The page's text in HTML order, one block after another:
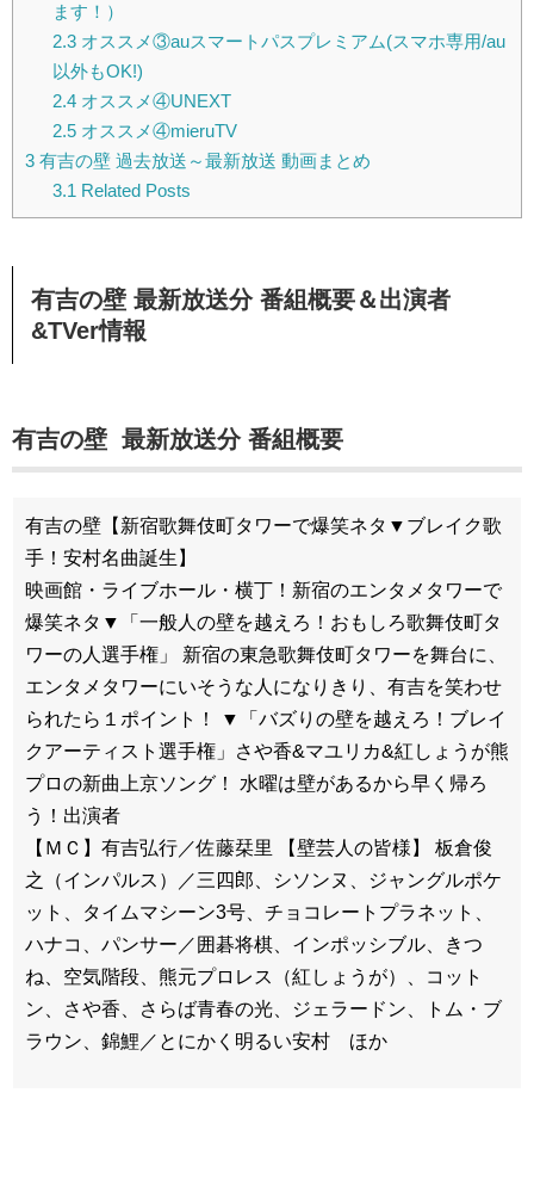
ます！）
2.3オススメ③auスマートパスプレミアム(スマホ専用/au
以外もOK!)
2.4オススメ④UNEXT
2.5オススメ④mieruTV
3 有吉の壁 過去放送～最新放送 動画まとめ
3.1 Related Posts
有吉の壁 最新放送分 番組概要＆出演者
&TVer情報
有吉の壁 最新放送分 番組概要
有吉の壁【新宿歌舞伎町タワーで爆笑ネタ▼ブレイク歌
手！安村名曲誕生】
映画館・ライブホール・横丁！新宿のエンタメタワーで
爆笑ネタ▼「一般人の壁を越えろ！おもしろ歌舞伎町タ
ワーの人選手権」 新宿の東急歌舞伎町タワーを舞台に、
エンタメタワーにいそうな人になりきり、有吉を笑わせ
られたら１ポイント！ ▼「バズりの壁を越えろ！ブレイ
クアーティスト選手権」さや香&マユリカ&紅しょうが熊
プロの新曲上京ソング！ 水曜は壁があるから早く帰ろ
う！出演者
【ＭＣ】有吉弘行／佐藤栞里 【壁芸人の皆様】 板倉俊
之（インパルス）／三四郎、シソンヌ、ジャングルポケ
ット、タイムマシーン3号、チョコレートプラネット、
ハナコ、パンサー／囲碁将棋、インポッシブル、きつ
ね、空気階段、熊元プロレス（紅しょうが）、コット
ン、さや香、さらば青春の光、ジェラードン、トム・ブ
ラウン、錦鯉／とにかく明るい安村 ほか